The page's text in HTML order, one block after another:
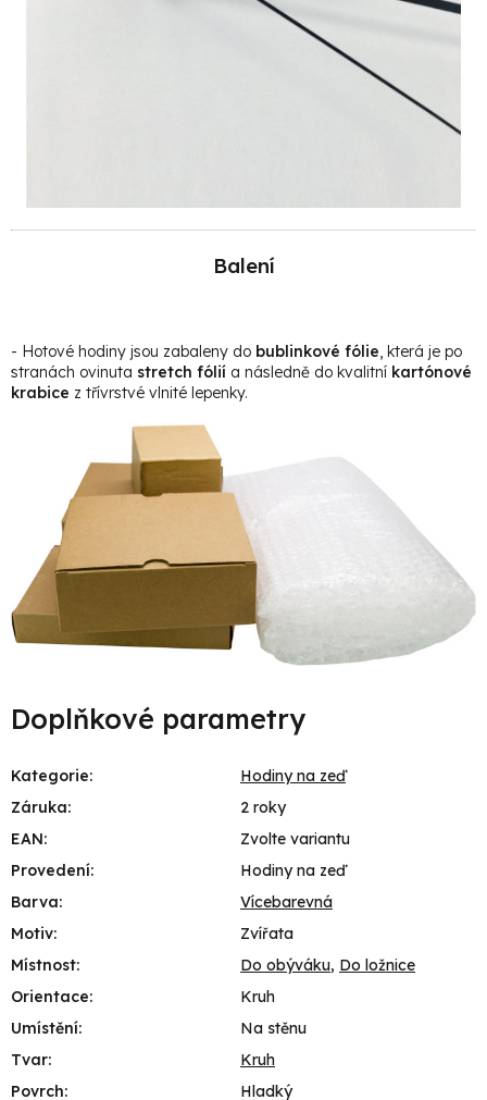
Balení
- Hotové hodiny jsou zabaleny do bublinkové fólie, která je po
stranách ovinuta stretch fólií a následně do kvalitní kartónové
krabice z třívrstvé vlnité lepenky.
Doplňkové parametry
Kategorie:
Hodiny na zeď
Záruka:
2 roky
EAN:
Zvolte variantu
Provedení:
Hodiny na zeď
Barva:
Vícebarevná
Motiv:
Zvířata
Místnost: Do obýváku, Do ložnice
Orientace:
Kruh
Umístění:
Na stěnu
Tvar:
Kruh
Povrch: Hladký